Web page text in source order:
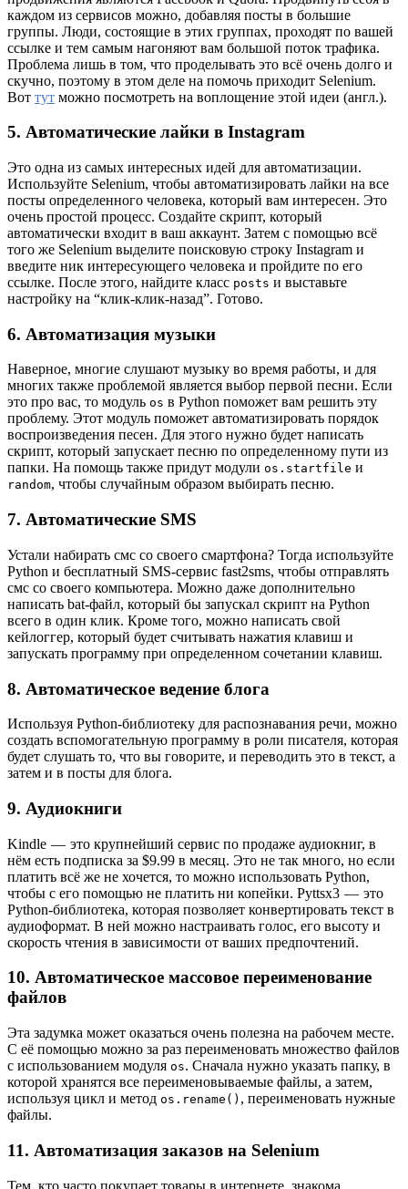
каждом из сервисов можно, добавляя посты в большие
группы. Люди, состоящие в этих группах, проходят по вашей
ссылке и тем самым нагоняют вам большой поток трафика.
Проблема лишь в том, что проделывать это всё очень долго и
скучно, поэтому в этом деле на помочь приходит Selenium.
Вот тут можно посмотреть на воплощение этой идеи (англ.).
5. Автоматические лайки в Instagram
Это одна из самых интересных идей для автоматизации.
Используйте Selenium, чтобы автоматизировать лайки на все
посты определенного человека, который вам интересен. Это
очень простой процесс. Создайте скрипт, который
автоматически входит в ваш аккаунт. Затем с помощью всё
того же Selenium выделите поисковую строку Instagram и
введите ник интересующего человека и пройдите по его
ссылке. После этого, найдите класс posts и выставьте
настройку на “клик-клик-назад”. Готово.
6. Автоматизация музыки
Наверное, многие слушают музыку во время работы, и для
многих также проблемой является выбор первой песни. Если
это про вас, то модуль os в Python поможет вам решить эту
проблему. Этот модуль поможет автоматизировать порядок
воспроизведения песен. Для этого нужно будет написать
скрипт, который запускает песню по определенному пути из
папки. На помощь также придут модули os.startfile и
random, чтобы случайным образом выбирать песню.
7. Автоматические SMS
Устали набирать смс со своего смартфона? Тогда используйте
Python и бесплатный SMS-сервис fast2sms, чтобы отправлять
смс со своего компьютера. Можно даже дополнительно
написать bat-файл, который бы запускал скрипт на Python
всего в один клик. Кроме того, можно написать свой
кейлоггер, который будет считывать нажатия клавиш и
запускать программу при определенном сочетании клавиш.
8. Автоматическое ведение блога
Используя Python-библиотеку для распознавания речи, можно
создать вспомогательную программу в роли писателя, которая
будет слушать то, что вы говорите, и переводить это в текст, а
затем и в посты для блога.
9. Аудиокниги
Kindle — это крупнейший сервис по продаже аудиокниг, в
нём есть подписка за $9.99 в месяц. Это не так много, но если
платить всё же не хочется, то можно использовать Python,
чтобы с его помощью не платить ни копейки. Pyttsx3 — это
Python-библиотека, которая позволяет конвертировать текст в
аудиоформат. В ней можно настраивать голос, его высоту и
скорость чтения в зависимости от ваших предпочтений.
10. Автоматическое массовое переименование
файлов
Эта задумка может оказаться очень полезна на рабочем месте.
С её помощью можно за раз переименовать множество файлов
с использованием модуля os. Сначала нужно указать папку, в
которой хранятся все переименовываемые файлы, а затем,
используя цикл и метод os.rename() , переименовать нужные
файлы.
11. Автоматизация заказов на Selenium
Тем, кто часто покупает товары в интернете, знакома